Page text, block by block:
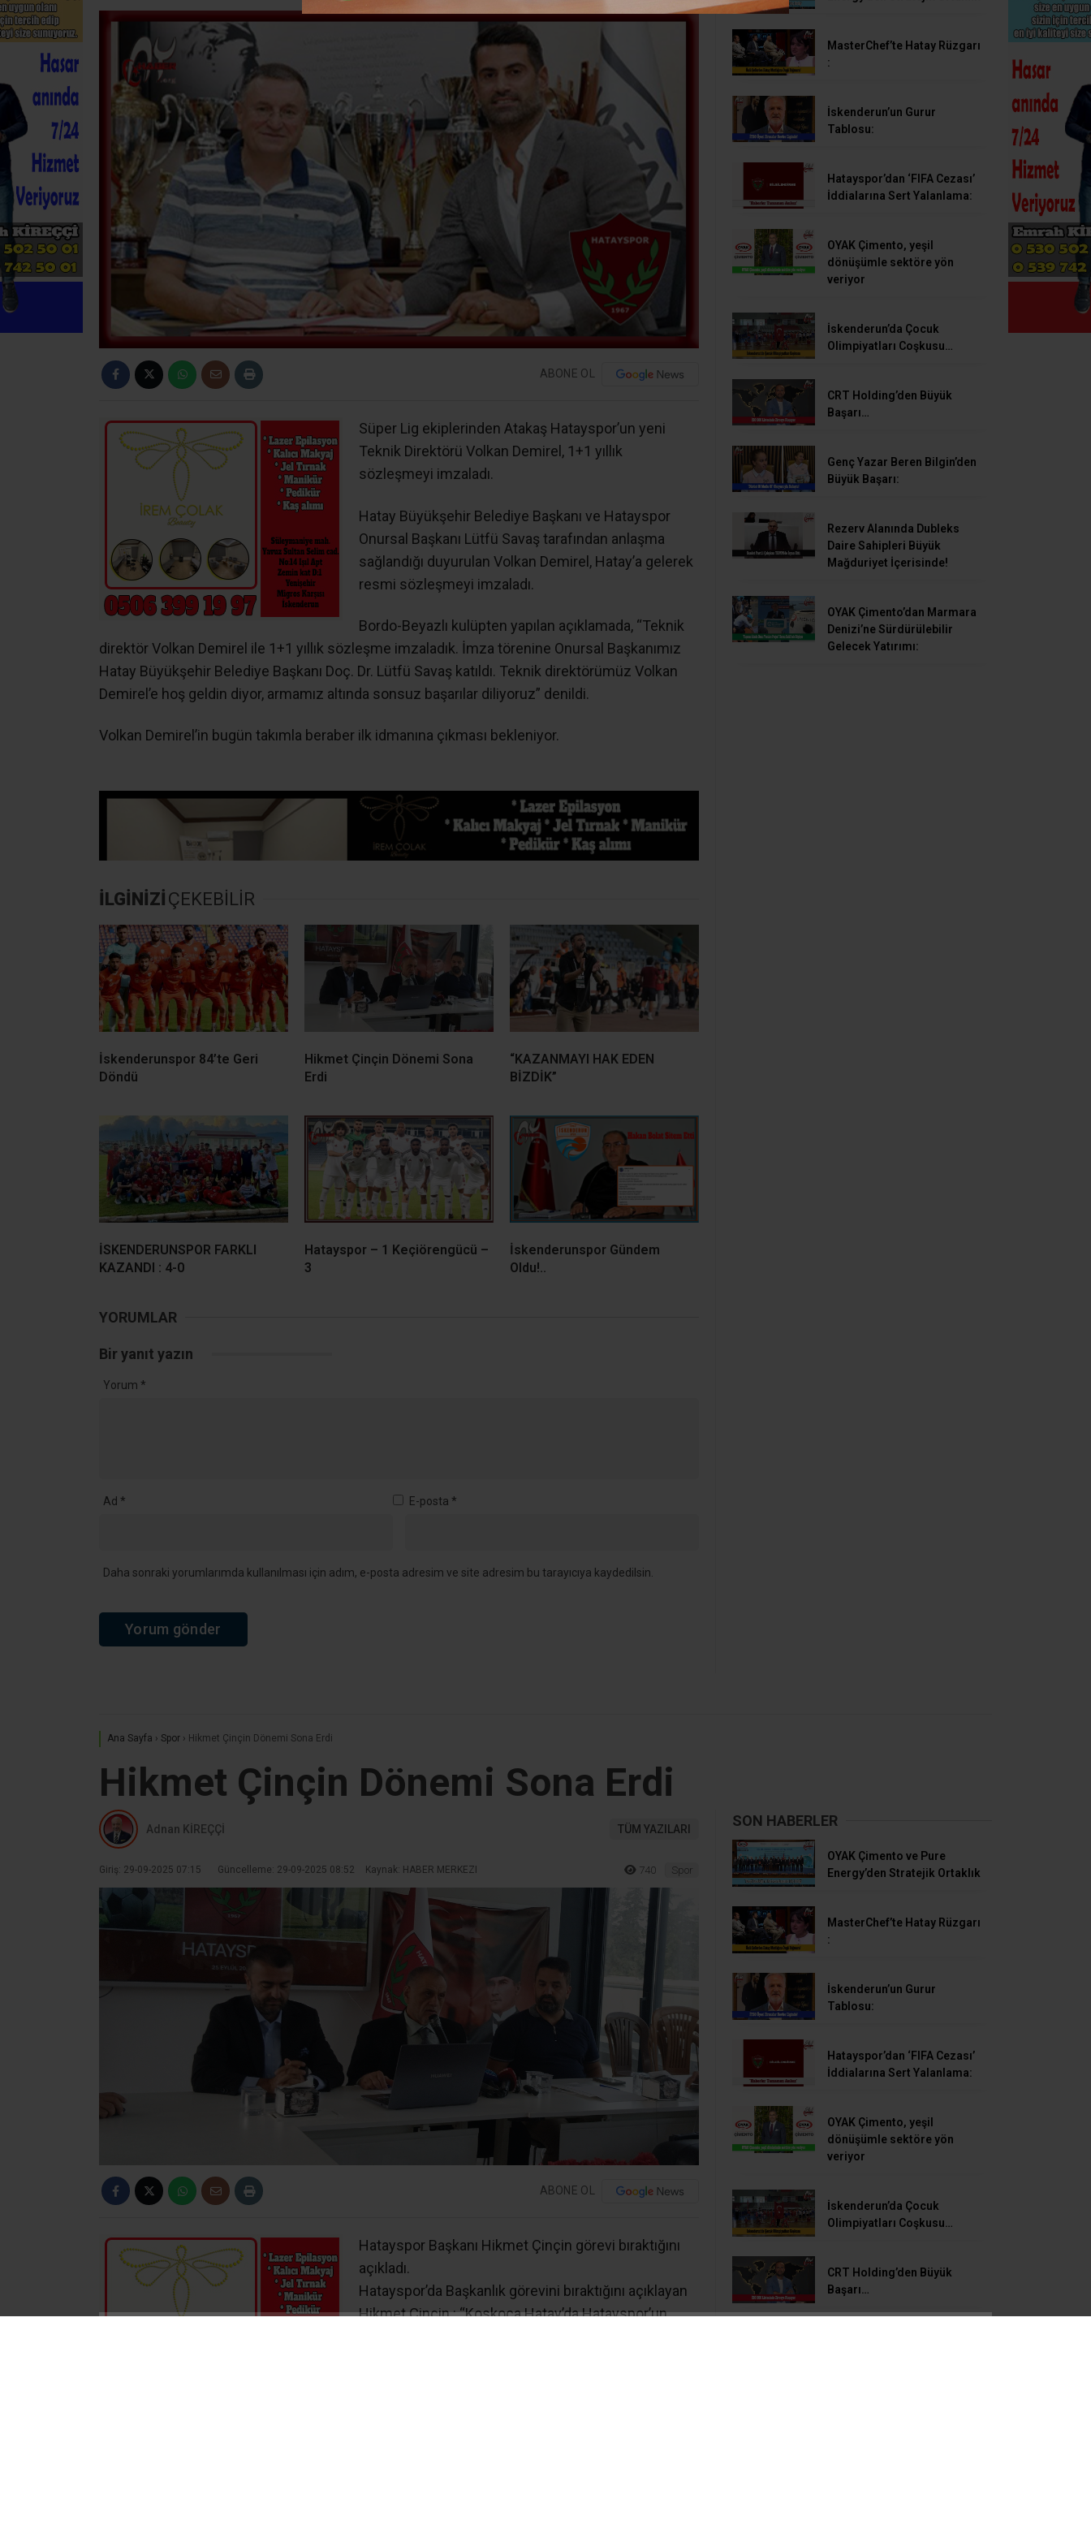
ABONE OL
Süper Lig ekiplerinden Atakaş Hatayspor’un yeni
Teknik Direktörü Volkan Demirel, 1+1 yıllık
sözleşmeyi imzaladı.
Hatay Büyükşehir Belediye Başkanı ve Hatayspor
Onursal Başkanı Lütfü Savaş tarafından anlaşma
sağlandığı duyurulan Volkan Demirel, Hatay’a gelerek
resmi sözleşmeyi imzaladı.
Bordo-Beyazlı kulüpten yapılan açıklamada, “Teknik
direktör Volkan Demirel ile 1+1 yıllık sözleşme imzaladık. İmza törenine Onursal Başkanımız
Hatay Büyükşehir Belediye Başkanı Doç. Dr. Lütfü Savaş katıldı. Teknik direktörümüz Volkan
Demirel’e hoş geldin diyor, armamız altında sonsuz başarılar diliyoruz” denildi.
Volkan Demirel’in bugün takımla beraber ilk idmanına çıkması bekleniyor.
İLGİNİZİ ÇEKEBİLİR
İskenderunspor 84’te Geri
Döndü
Hikmet Çinçin Dönemi Sona
Erdi
“KAZANMAYI HAK EDEN
BİZDİK”
İSKENDERUNSPOR FARKLI
KAZANDI : 4-0
Hatayspor – 1 Keçiörengücü –
3
İskenderunspor Gündem
Oldu!..
YORUMLAR
Bir yanıt yazın
Yorum *
Ad * E-posta *
Daha sonraki yorumlarımda kullanılması için adım, e-posta adresim ve site adresim bu tarayıcıya kaydedilsin.
MasterChef’te Hatay Rüzgarı
:
İskenderun’un Gurur
Tablosu:
Hatayspor’dan ‘FIFA Cezası’
İddialarına Sert Yalanlama:
OYAK Çimento, yeşil
dönüşümle sektöre yön
veriyor
İskenderun’da Çocuk
Olimpiyatları Coşkusu…
CRT Holding’den Büyük
Başarı…
Genç Yazar Beren Bilgin’den
Büyük Başarı:
Rezerv Alanında Dubleks
Daire Sahipleri Büyük
Mağduriyet İçerisinde!
OYAK Çimento’dan Marmara
Denizi’ne Sürdürülebilir
Gelecek Yatırımı:
Ana Sayfa › Spor › Hikmet Çinçin Dönemi Sona Erdi
Hikmet Çinçin Dönemi Sona Erdi
Adnan KİREÇÇİ TÜM YAZILARI
Giriş: 29-09-2025 07:15 Güncelleme: 29-09-2025 08:52 Kaynak: HABER MERKEZI 740 Spor
ABONE OL
Hatayspor Başkanı Hikmet Çinçin görevi bıraktığını
açıkladı.
Hatayspor’da Başkanlık görevini bıraktığını açıklayan
Hikmet Çinçin : “Koskoca Hatay’da Hatayspor’un
SON HABERLER
OYAK Çimento ve Pure
Energy’den Stratejik Ortaklık
MasterChef’te Hatay Rüzgarı
:
İskenderun’un Gurur
Tablosu:
Hatayspor’dan ‘FIFA Cezası’
İddialarına Sert Yalanlama:
OYAK Çimento, yeşil
dönüşümle sektöre yön
veriyor
İskenderun’da Çocuk
Olimpiyatları Coşkusu…
CRT Holding’den Büyük
Başarı…